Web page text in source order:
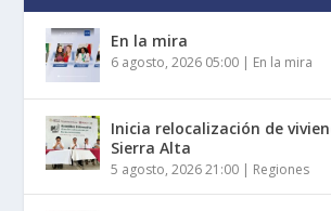
En la mira
6 agosto, 2026 05:00 | En la mira
Inicia relocalización de
Sierra Alta
5 agosto, 2026 21:00 | Regiones